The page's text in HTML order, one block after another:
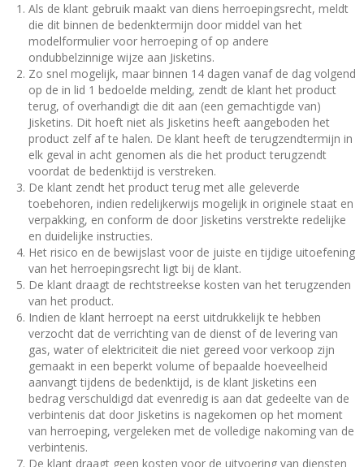
Als de klant gebruik maakt van diens herroepingsrecht, meldt
die dit binnen de bedenktermijn door middel van het
modelformulier voor herroeping of op andere
ondubbelzinnige wijze aan Jisketins.
Zo snel mogelijk, maar binnen 14 dagen vanaf de dag volgend
op de in lid 1 bedoelde melding, zendt de klant het product
terug, of overhandigt die dit aan (een gemachtigde van)
Jisketins. Dit hoeft niet als Jisketins heeft aangeboden het
product zelf af te halen. De klant heeft de terugzendtermijn in
elk geval in acht genomen als die het product terugzendt
voordat de bedenktijd is verstreken.
De klant zendt het product terug met alle geleverde
toebehoren, indien redelijkerwijs mogelijk in originele staat en
verpakking, en conform de door Jisketins verstrekte redelijke
en duidelijke instructies.
Het risico en de bewijslast voor de juiste en tijdige uitoefening
van het herroepingsrecht ligt bij de klant.
De klant draagt de rechtstreekse kosten van het terugzenden
van het product.
Indien de klant herroept na eerst uitdrukkelijk te hebben
verzocht dat de verrichting van de dienst of de levering van
gas, water of elektriciteit die niet gereed voor verkoop zijn
gemaakt in een beperkt volume of bepaalde hoeveelheid
aanvangt tijdens de bedenktijd, is de klant Jisketins een
bedrag verschuldigd dat evenredig is aan dat gedeelte van de
verbintenis dat door Jisketins is nagekomen op het moment
van herroeping, vergeleken met de volledige nakoming van de
verbintenis.
De klant draagt geen kosten voor de uitvoering van diensten